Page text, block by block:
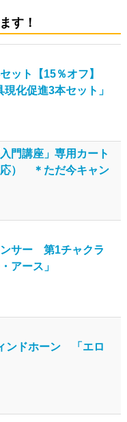
す！
ット【15％オフ】
現化促進3本セット」
門講座」専用カート
応） ＊ただ今キャン
ンサー 第1チャクラ
アース」
ンドホーン 「エロ